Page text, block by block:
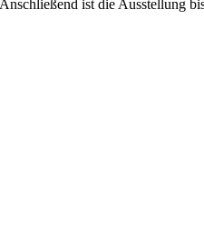
ist die Ausstellung